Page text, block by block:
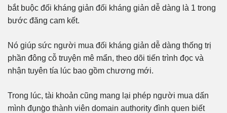
bắt buộc đối kháng giản đối kháng giản dễ dàng là 1 trong
bước đăng cam kết.
Nó giúp sức người mua đối kháng giản dễ dàng thống trị
phần đông cỗ truyện mê mẩn, theo dõi tiến trình đọc và
nhận tuyên tía lúc bao gồm chương mới.
Trong lúc, tài khoản cũng mang lại phép người mua dấn
mình đụng̀o thành viên domain authority đình quen biết